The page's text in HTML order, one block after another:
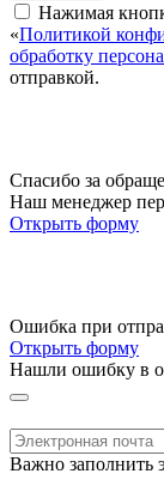
Нажимая
«Политикой
обработку
отправкой.
Спасибо за
Наш менеджер
Открыть форму
Ошибка при
Открыть форму
Нашли ошибку в
Важно заполнить